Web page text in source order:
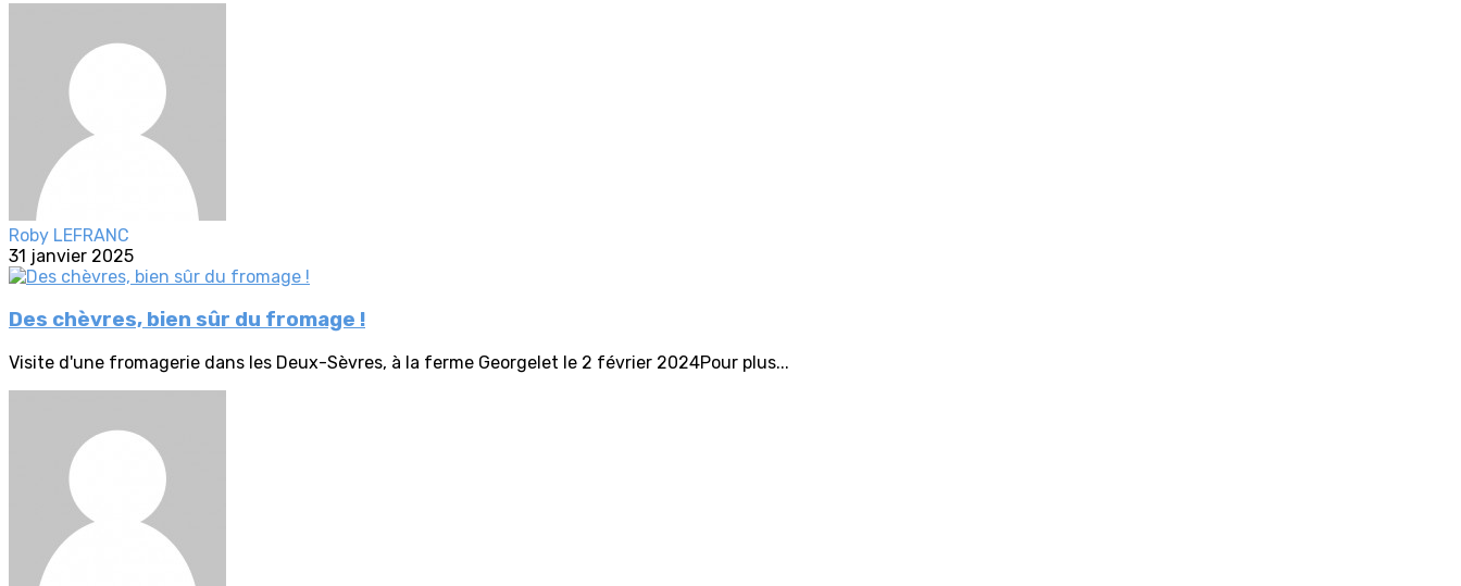
Roby LEFRANC
31 janvier 2025
Des chèvres, bien sûr du fromage !
Visite d'une fromagerie dans les Deux-Sèvres, à la ferme Georgelet le 2 février 2024Pour plus...